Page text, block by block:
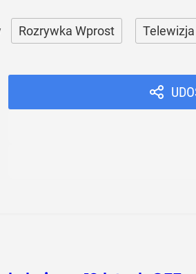
Rozrywka Wprost Telewizja